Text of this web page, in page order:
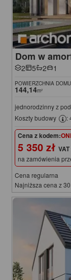
Dom w
2 5 2 1
POWIERZCHNIA DOMU
144,14m²
jednorodzinny z
Koszty budowy
:
Cena z kodem:
5 350 zł
na zamówienia
Cena regularna
Najniższa cena z